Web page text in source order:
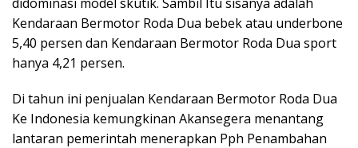
Kendaraan Bermotor Roda Dua bebek atau underbone
5,40 persen dan Kendaraan Bermotor Roda Dua sport
hanya 4,21 persen.
Di tahun ini penjualan Kendaraan Bermotor Roda Dua
Ke Indonesia kemungkinan Akansegera menantang
lantaran pemerintah menerapkan Pph Penambahan